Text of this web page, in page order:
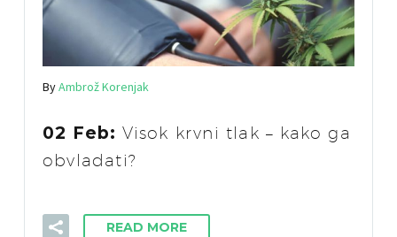
ByAmbrož Korenjak
02 Feb: Visok krvni tlak – kako ga
obvladati?
READ MORE